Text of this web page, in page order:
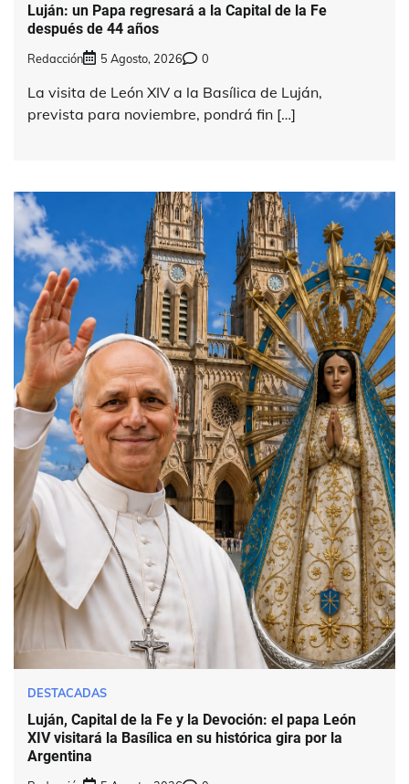
Luján: un Papa regresará a la Capital de la Fe
después de 44 años
Redacción 5 Agosto, 2026 0
La visita de León XIV a la Basílica de Luján,
prevista para noviembre, pondrá fin […]
DESTACADAS
Luján, Capital de la Fe y la Devoción: el papa León
XIV visitará la Basílica en su histórica gira por la
Argentina